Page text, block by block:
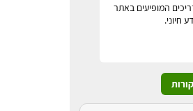
המופיעים באתר
חיוני.